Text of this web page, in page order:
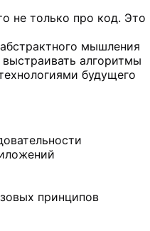
не только про код. Это
мышления
алгоритмы
будущего
принципов